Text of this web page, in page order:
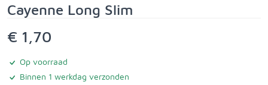
Cayenne Long Slim
€ 1,70
Op voorraad
Binnen 1 werkdag verzonden